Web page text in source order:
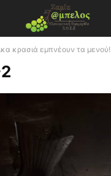
κρασιά εμπνέουν τα μενού!